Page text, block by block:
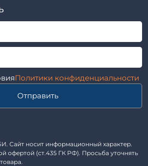
(пасынки) Серия 3.407-57 и
технические
Политики конфиденциальности
Отправить
Сайт носит информационный характер.
офертой (ст.435 ГК РФ). Просьба уточнять